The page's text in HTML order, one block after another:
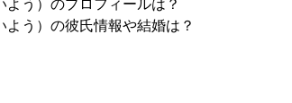
よう）のプロフィールは？
よう）の彼氏情報や結婚は？